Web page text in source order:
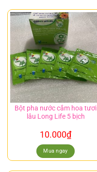
Bột pha nước cắm hoa tươi
lâu Long Life 5 bịch
10.000₫
Mua ngay